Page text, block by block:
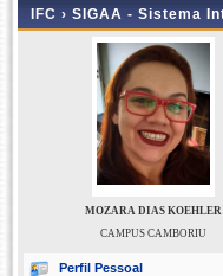
IFC › SIGAA - Sistema
MOZARA DIAS KOEHLER
CAMPUS CAMBORIU
Perfil Pessoal